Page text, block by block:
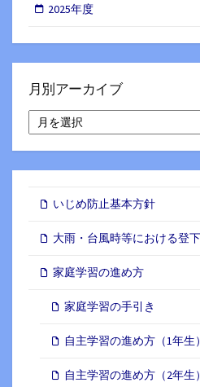
2025年度
月別アーカイブ
別
ア
いじめ防止基本方針
大雨・台風時等における登
家庭学習の進め方
家庭学習の手引き
自主学習の進め方（1年生）
自主学習の進め方（2年生）